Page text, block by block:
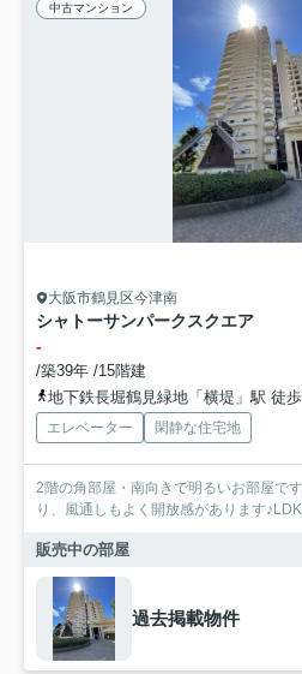
中古マンション
大阪市鶴見区今津南
シャトーサンパークスクエア
-
/築39年 /15階建
地下鉄長堀鶴見緑地「横堤」駅 徒
エレベーター 閑静な住宅地
2階の角部屋・南向きで明るいお部屋で
り、風通しもよく開放感があります
販売中の部屋
過去掲載物件